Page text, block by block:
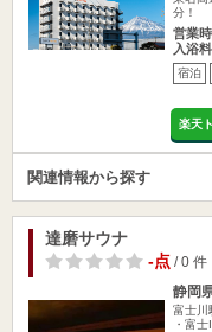
分！
営業
入浴
宿泊
楽天
関連情報から探す
達磨サウナ
-点/ 0 件
静岡
富士川
・富